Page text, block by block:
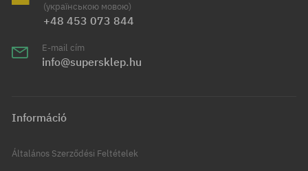
(українською мовою)
+48 453 073 844
E-mail cím
info@supersklep.hu
Információ
Általános Szerződési Feltételek